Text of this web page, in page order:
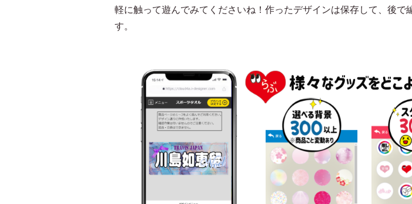
軽に触って遊んでみてくださいね！作ったデザインは保存して、後
す。